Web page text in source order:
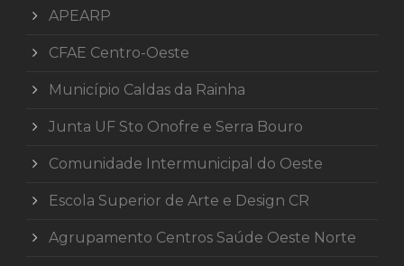
APEARP
CFAE Centro-Oeste
Município Caldas da Rainha
Junta UF Sto Onofre e Serra Bouro
Comunidade Intermunicipal do Oeste
Escola Superior de Arte e Design CR
Agrupamento Centros Saúde Oeste Norte